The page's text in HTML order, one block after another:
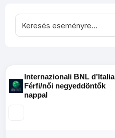
Internazionali BNL d’Italia
Férfi/női negyeddöntők
nappal